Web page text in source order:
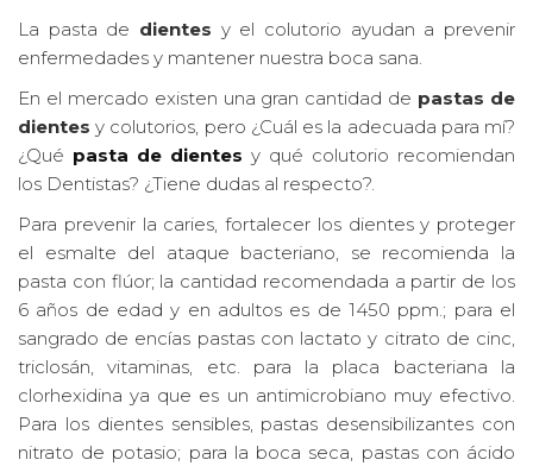
La pasta de dientes y el colutorio ayudan a prevenir
enfermedades y mantener nuestra boca sana.
En el mercado existen una gran cantidad de pastas de
dientes y colutorios, pero ¿Cuál es la adecuada para mí?
¿Qué pasta de dientes y qué colutorio recomiendan
los Dentistas? ¿Tiene dudas al respecto?.
Para prevenir la caries, fortalecer los dientes y proteger
el esmalte del ataque bacteriano, se recomienda la
pasta con flúor; la cantidad recomendada a partir de los
6 años de edad y en adultos es de 1450 ppm.; para el
sangrado de encías pastas con lactato y citrato de cinc,
triclosán, vitaminas, etc. para la placa bacteriana la
clorhexidina ya que es un antimicrobiano muy efectivo.
Para los dientes sensibles, pastas desensibilizantes con
nitrato de potasio; para la boca seca, pastas con ácido